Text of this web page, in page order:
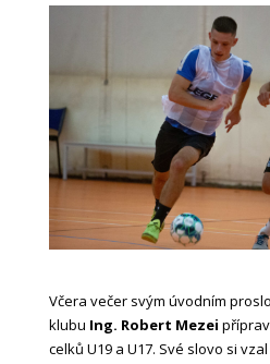
Včera večer svým úvodním
klubu Ing. Robert Mezei
celků U19 a U17. Své slovo si